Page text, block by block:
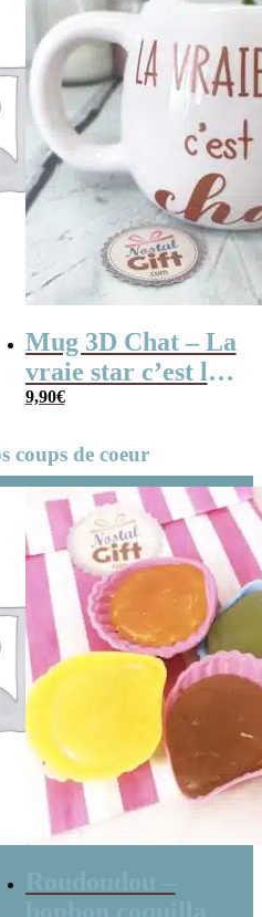
Mug 3D Chat – La
vraie star c’est le
chat
9,90€
coups de coeur